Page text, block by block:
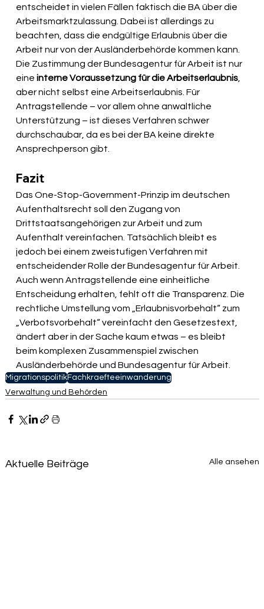
entscheidet in vielen Fällen faktisch die BA über die
Arbeitsmarktzulassung. Dabei ist allerdings zu
beachten, dass die endgültige Erlaubnis über die
Arbeit nur von der Ausländerbehörde kommen kann.
Die Zustimmung der Bundesagentur für Arbeit ist nur
eine interne Voraussetzung für die Arbeitserlaubnis
aber nicht selbst eine Arbeitserlaubnis. Für
Antragstellende – vor allem ohne anwaltliche
Unterstützung – ist dieses Verfahren schwer
durchschaubar, da es bei der BA keine direkte
Ansprechperson gibt.
Fazit
Das One-Stop-Government-Prinzip im deutschen
Aufenthaltsrecht soll den Zugang von
Drittstaatsangehörigen zur Arbeit und zum
Aufenthalt vereinfachen. Tatsächlich bleibt es
jedoch bei einem zweistufigen Verfahren mit
entscheidender Rolle der Bundesagentur für Arbeit.
Auch wenn Antragstellende eine einheitliche
Entscheidung erhalten, fehlt oft die Transparenz. Die
rechtliche Umstellung vom „Erlaubnisvorbehalt“ zum
„Verbotsvorbehalt“ vereinfacht den Gesetzestext,
ändert aber in der Sache kaum etwas – es bleibt
beim komplexen Zusammenspiel zwischen
Ausländerbehörde und Bundesagentur für Arbeit.
MigrationspolitikFachkraefteeinwanderung
Verwaltung und Behörden
Aktuelle Beiträge Alle ansehen